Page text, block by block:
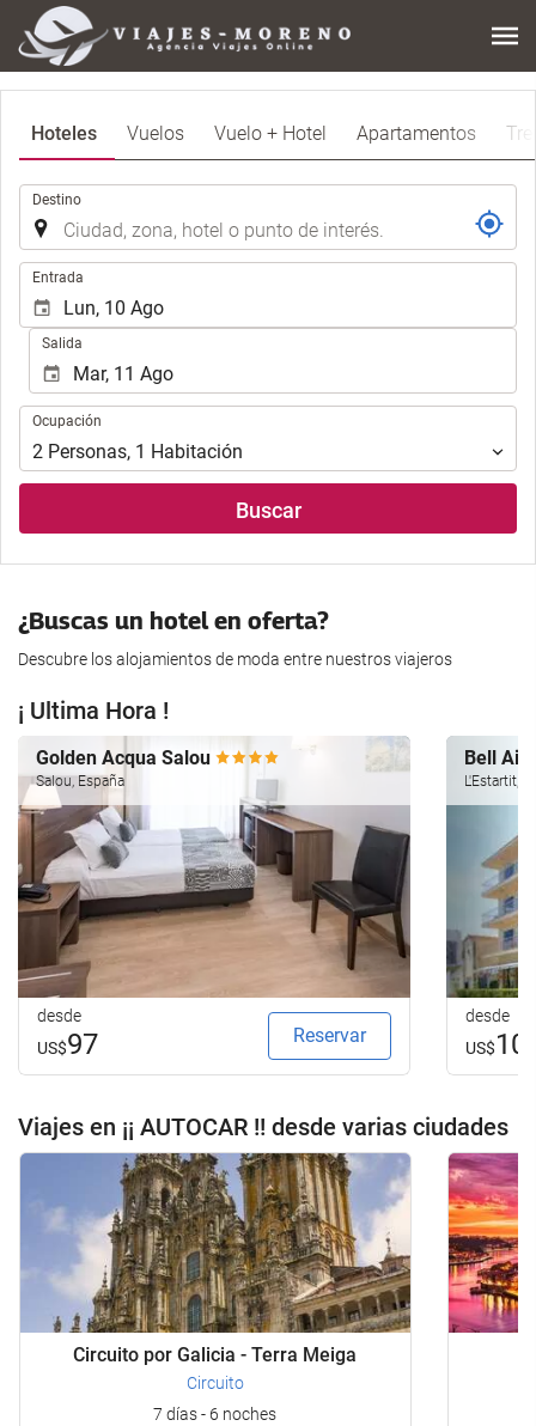
Hoteles Vuelos Vuelo + Hotel Apartamentos
Destino
Entrada
Salida
Ocupación
Ocupación
2 Personas, 1 Habitación
Buscar
¿Buscas un hotel en oferta?
Descubre los alojamientos de moda entre nuestros viajeros
¡ Ultima Hora !
Golden Acqua Salou
Salou, España
desde
US$97 Reservar
Bell
L'Estartit,
desde
US$
Viajes en ¡¡ AUTOCAR !! desde varias ciudades
Circuito por Galicia - Terra Meiga
Circuito
7 días - 6 noches